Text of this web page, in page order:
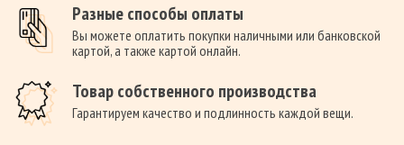
Разные способы оплаты
Вы можете оплатить покупки наличными или банковской
картой, а также картой онлайн.
Товар собственного производства
Гарантируем качество и подлинность каждой вещи.